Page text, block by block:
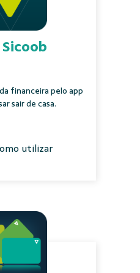
financeira pelo app
sair de casa.
utilizar